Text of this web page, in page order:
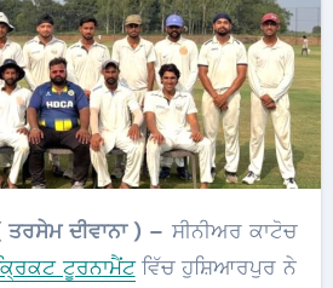
ਦੀਵਾਨਾ ) – ਸੀਨੀਅਰ ਕਾਟੋਚ
ਟੂਰਨਾਮੈਂਟਵਿੱਚ ਹੁਸ਼ਿਆਰਪੁਰ ਨੇ